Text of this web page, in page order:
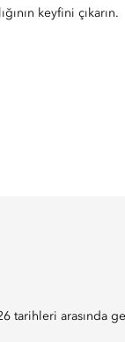
keyfini çıkarın.
tarihleri arasında